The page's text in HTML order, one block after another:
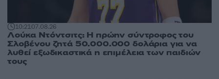
10:2107.08.26
Λούκα Ντόντσιτς: Η πρώην σύντροφος του
Σλοβένου ζητά 50.000.000 δολάρια για να
λυθεί εξωδικαστικά η επιμέλεια των παιδιών
τους